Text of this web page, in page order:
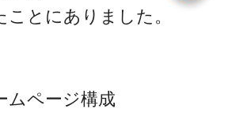
とにありました。
ムページ構成